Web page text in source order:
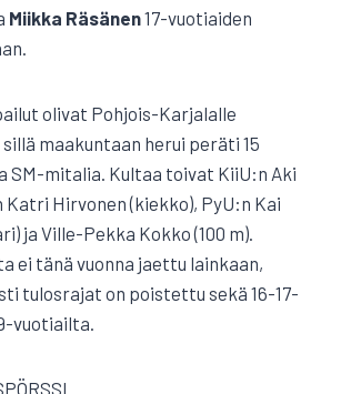
Miikka Räsänen17-vuotiaiden
olivat Pohjois-Karjalalle
maakuntaan herui peräti 15
SM-mitalia. Kultaa toivat KiiU:n Aki
Katri Hirvonen (kiekko), PyU:n Kai
ja Ville-Pekka Kokko (100 m).
ei tänä vuonna jaettu lainkaan,
tulosrajat on poistettu sekä 16-17-
vuotiailta.